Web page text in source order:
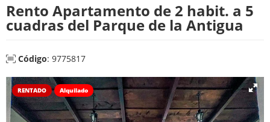
Rento Apartamento de 2 habit. a 5
cuadras del Parque de la Antigua
Código: 9775817
RENTADO Alquilado